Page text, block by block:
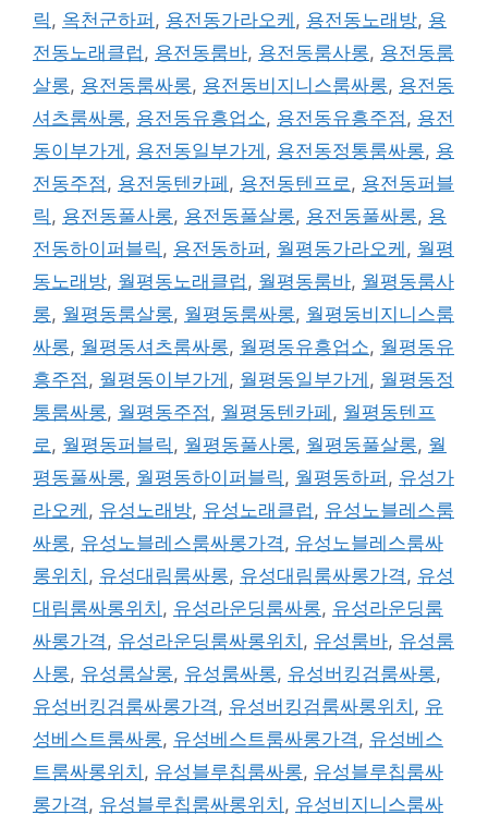
릭 , 옥천군하퍼 , 용전동가라오케 , 용전동노래방, 용
전동노래클럽 , 용전동룸바, 용전동룸사롱, 용전동룸
살롱, 용전동룸싸롱, 용전동비지니스룸싸롱, 용전동
셔츠룸싸롱, 용전동유흥업소, 용전동유흥주점 , 용전
동이부가게 , 용전동일부가게 , 용전동정통룸싸롱, 용
전동주점 , 용전동텐카페 , 용전동텐프로 , 용전동퍼블
릭 , 용전동풀사롱, 용전동풀살롱, 용전동풀싸롱, 용
전동하이퍼블릭 , 용전동하퍼 , 월평동가라오케 , 월평
동노래방, 월평동노래클럽 , 월평동룸바, 월평동룸사
롱, 월평동룸살롱, 월평동룸싸롱, 월평동비지니스룸
싸롱, 월평동셔츠룸싸롱, 월평동유흥업소, 월평동유
흥주점 , 월평동이부가게 , 월평동일부가게 , 월평동정
통룸싸롱, 월평동주점 , 월평동텐카페 , 월평동텐프
로 , 월평동퍼블릭 , 월평동풀사롱, 월평동풀살롱, 월
평동풀싸롱, 월평동하이퍼블릭 , 월평동하퍼 , 유성가
라오케 , 유성노래방, 유성노래클럽 , 유성노블레스룸
싸롱, 유성노블레스룸싸롱가격 , 유성노블레스룸싸
롱위치 , 유성대림룸싸롱, 유성대림룸싸롱가격 , 유성
대림룸싸롱위치 , 유성라운딩룸싸롱, 유성라운딩룸
싸롱가격 , 유성라운딩룸싸롱위치 , 유성룸바, 유성룸
사롱, 유성룸살롱, 유성룸싸롱, 유성버킹검룸싸롱,
유성버킹검룸싸롱가격 , 유성버킹검룸싸롱위치 , 유
성베스트룸싸롱, 유성베스트룸싸롱가격 , 유성베스
트룸싸롱위치 , 유성블루칩룸싸롱, 유성블루칩룸싸
롱가격 , 유성블루칩룸싸롱위치 , 유성비지니스룸싸